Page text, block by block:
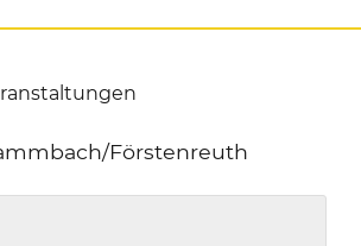
Förstenreuth